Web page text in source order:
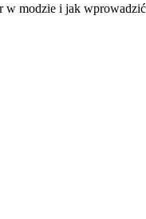
modzie i jak